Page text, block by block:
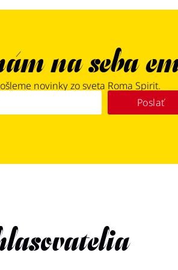
na seba
novinky zo sveta Roma Spirit.
Poslať